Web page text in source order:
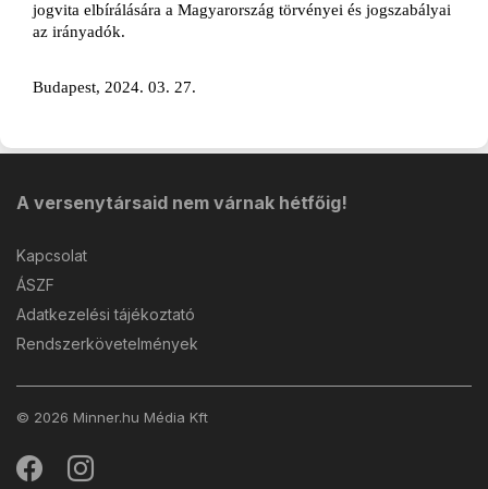
jogvita elbírálására a Magyarország törvényei és jogszabályai
az irányadók.
Budapest, 2024. 03. 27.
A versenytársaid nem várnak hétfőig!
Kapcsolat
ÁSZF
Adatkezelési tájékoztató
Rendszerkövetelmények
© 2026 Minner.hu Média Kft